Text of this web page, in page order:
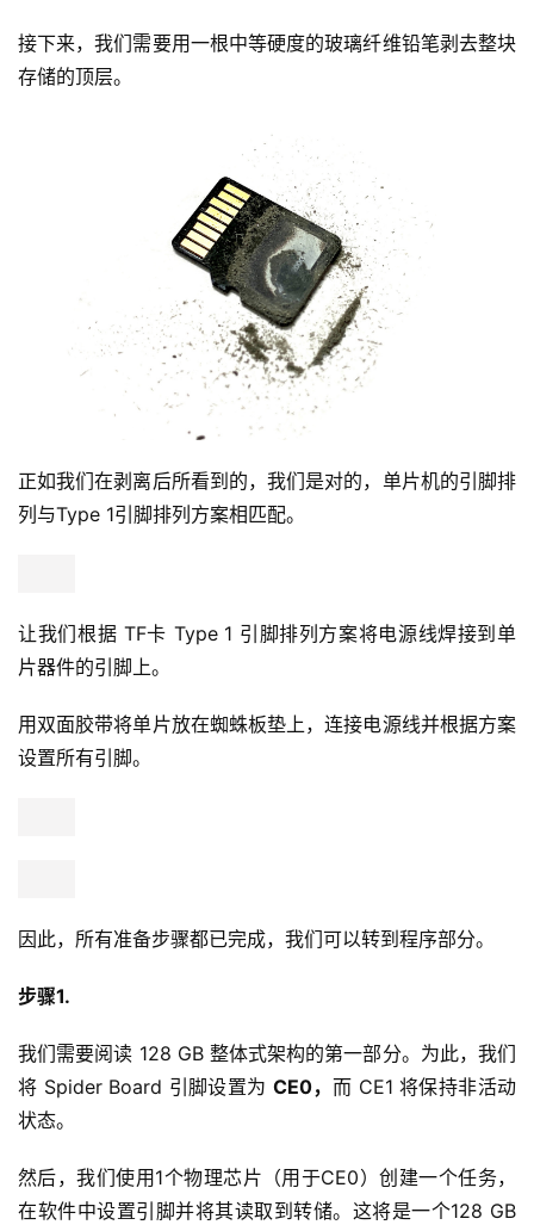
接下来，我们需要用一根中等硬度的玻璃纤维铅笔剥去整块
存储的顶层。
正如我们在剥离后所看到的，我们是对的，单片机的引脚排
列与Type 1引脚排列方案相匹配。
让我们根据 TF卡 Type 1 引脚排列方案将电源线焊接到单
片器件的引脚上。
用双面胶带将单片放在蜘蛛板垫上，连接电源线并根据方案
设置所有引脚。
因此，所有准备步骤都已完成，我们可以转到程序部分。
步骤1.
我们需要阅读 128 GB 整体式架构的第一部分。为此，我们
将 Spider Board 引脚设置为 CE0， 而 CE1 将保持非活动
状态。
然后，我们使用1个物理芯片（用于CE0）创建一个任务，
在软件中设置引脚并将其读取到转储。这将是一个128 GB